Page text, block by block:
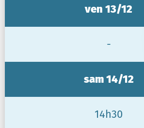
ven 13/12
-
sam 14/12
14h30